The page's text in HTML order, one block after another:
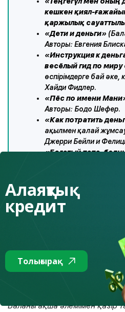
кешкен қиял-
қаржылық
«Дети и деньги»
Авторы: Евгения
«Инструкция к
весёлый гид по
өспірімдерге бай әке,
Хайди Фидлер.
«Пёс по имени
Авторы: Бодо Шефер.
«Как потратить
ақылмен қалай
Джерри Бейли и
«Богатый папа,
финансовой
Қаржылық сауаттылық
мультфильмі.)
«Азбука денег.
(Ақша әліппесі.
сабақтары)
«Богатый
Баланы ақша әлемімен қазір
Алаяқтық
кредит
Толығырақ